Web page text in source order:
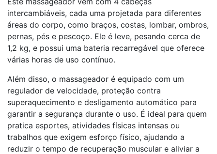
intercambiáveis, cada uma projetada para diferentes
áreas do corpo, como braços, costas, lombar, ombros,
pernas, pés e pescoço. Ele é leve, pesando cerca de
1,2 kg, e possui uma bateria recarregável que oferece
várias horas de uso contínuo.
Além disso, o massageador é equipado com um
regulador de velocidade, proteção contra
superaquecimento e desligamento automático para
garantir a segurança durante o uso. É ideal para quem
pratica esportes, atividades físicas intensas ou
trabalhos que exigem esforço físico, ajudando a
reduzir o tempo de recuperação muscular e aliviar a